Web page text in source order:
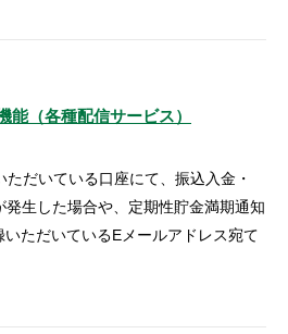
能（各種配信サービス）
だいている口座にて、振込入金・
生した場合や、定期性貯金満期通知
ただいているEメールアドレス宛て